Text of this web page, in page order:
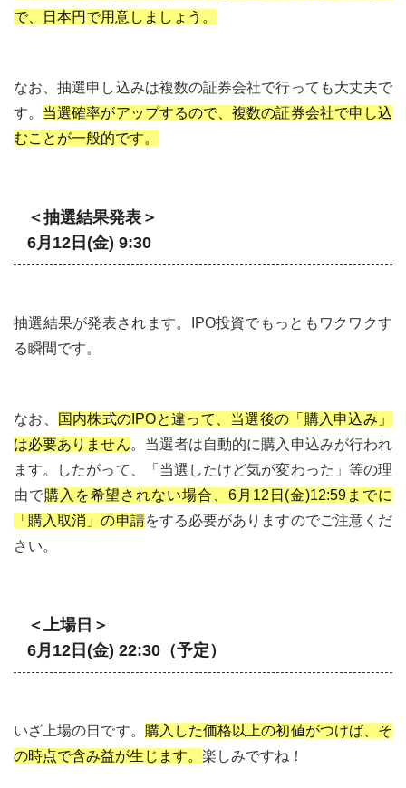
で、日本円で用意しましょう。
なお、抽選申し込みは複数の証券会社で行っても大丈夫で
す。 当選確率がアップするので、複数の証券会社で申し込
むことが一般的です。
＜抽選結果発表＞
6月12日(金) 9:30
抽選結果が発表されます。IPO投資でもっともワクワクす
る瞬間です。
なお、
国内株式のIPOと違って、当選後の「購入申込み」
は必要ありません。当選者は自動的に購入申込みが行われ
ます。したがって、「当選したけど気が変わった」等の理
由で購入を希望されない場合、6月12日(金)12:59までに
「購入取消」の申請をする必要がありますのでご注意くだ
さい。
＜上場日＞
6月12日(金) 22:30（予定）
いざ上場の日です。 購入した価格以上の初値がつけば、そ
の時点で含み益が生じます。 楽しみですね！